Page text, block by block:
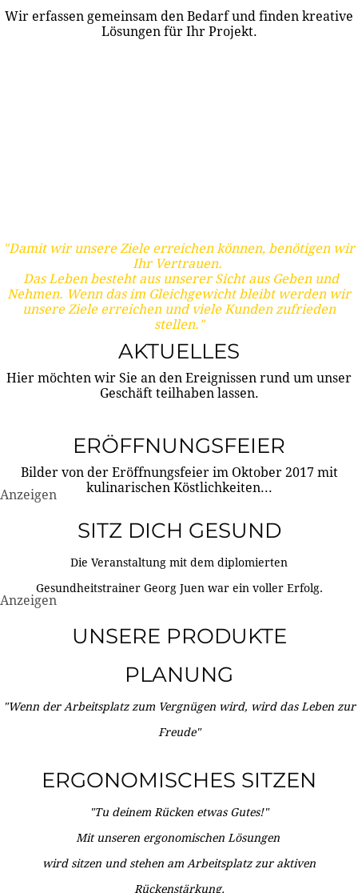
Wir erfassen gemeinsam den Bedarf und finden kreative
Lösungen für Ihr Projekt.
"Damit wir unsere Ziele erreichen können, benötigen wir
Ihr Vertrauen.
Das Leben besteht aus unserer Sicht aus Geben und
Nehmen. Wenn das im Gleichgewicht bleibt werden wir
unsere Ziele erreichen und viele Kunden zufrieden
stellen."
AKTUELLES
Hier möchten wir Sie an den Ereignissen rund um unser
Geschäft teilhaben lassen.
ERÖFFNUNGSFEIER
Bilder von der Eröffnungsfeier im Oktober 2017 mit
kulinarischen Köstlichkeiten...
Anzeigen
SITZ DICH GESUND
Die Veranstaltung mit dem diplomierten
Gesundheitstrainer Georg Juen war ein voller Erfolg.
Anzeigen
UNSERE PRODUKTE
PLANUNG
"Wenn der Arbeitsplatz zum Vergnügen wird, wird das Leben zur
Freude"
ERGONOMISCHES SITZEN
"Tu deinem Rücken etwas Gutes!"
Mit unseren ergonomischen Lösungen
wird sitzen und stehen am Arbeitsplatz zur aktiven
Rückenstärkung.